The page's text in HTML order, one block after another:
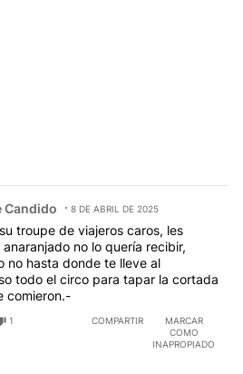
Candido 8 DE ABRIL DE 2025
troupe de viajeros caros, les
no lo quería recibir,
no hasta donde te lleve al
todo el circo para tapar la cortada
comieron.-
1 COMPARTIR
MARCAR
COMO
INAPROPIADO